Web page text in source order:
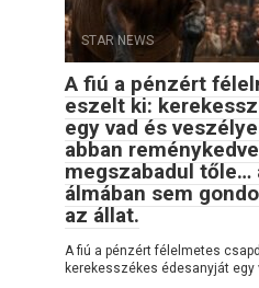
STAR NEWS
A fiú a pénzért
eszelt ki:
egy vad és
abban
megszabadul tőle…
álmában sem
az állat.
A fiú a pénzért félelmetes
kerekesszékes édesanyját